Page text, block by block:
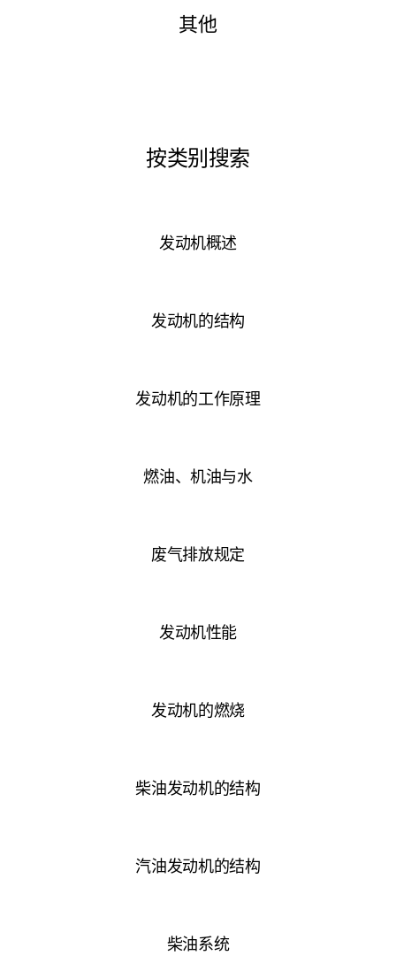
其他
按类别搜索
发动机概述
发动机的结构
发动机的工作原理
燃油、机油与水
废气排放规定
发动机性能
发动机的燃烧
柴油发动机的结构
汽油发动机的结构
柴油系统